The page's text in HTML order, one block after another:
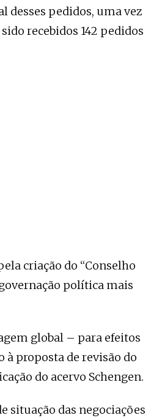
desses pedidos, uma vez
recebidos 142 pedidos
criação do “Conselho
política mais
global – para efeitos
proposta de revisão do
do acervo Schengen.
situação das negociações